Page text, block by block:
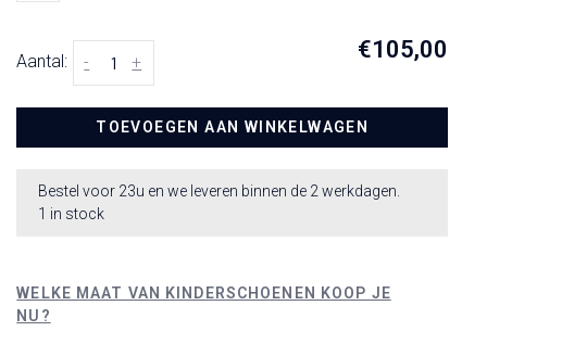
Aantal: +
- €105,00
TOEVOEGEN AAN WINKELWAGEN
Bestel voor 23u en we leveren binnen de 2 werkdagen.
1 in stock
WELKE MAAT VAN KINDERSCHOENEN KOOP JE
NU?